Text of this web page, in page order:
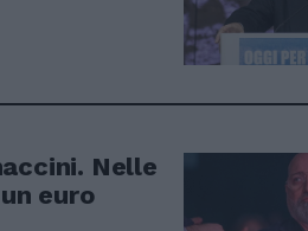
Nelle
euro